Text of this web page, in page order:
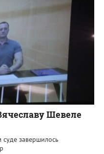
Шевеле
завершилось